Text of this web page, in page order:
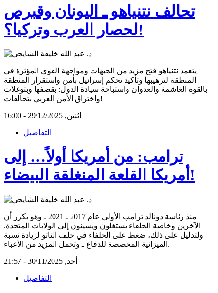
تحالف نتنياهو ـ اليونان وقبرص
لحصار العرب وتركيا؟!
يتعمد نتنياهو فتح مزيد من الجبهات ومواجهة القوى المؤثرة في
المنطقة لترهيبها وتأكيد تحكم إسرائيل بأمن واستقرار المنطقة
بالقوة الغاشمة والعدوان واستباحة سيادة الدول: بقصفها وبتوغلات
واختراق الأمن العربي بتحالفات!
اثنين, 29/12/2025 - 16:00
التفاصيل
ترامب: من أمريكا أولاً… إلى
أمريكا القلعة المنغلقة البيضاء!
منذ رئاسة دونالد ترامب الأولى عام 2017 ـ 2021 ـ وهو يكرر أن
الآخرين وخاصة الحلفاء يستغلون ويسيئون إلى الولايات المتحدة.
ولتدليل على ذلك، ضغط على الحلفاء في حلف الناتو لزيادة نسبة
الميزانية المخصصة للدفاع ـ وتحمل المزيد من الأعباء.
أحد, 30/11/2025 - 21:57
التفاصيل